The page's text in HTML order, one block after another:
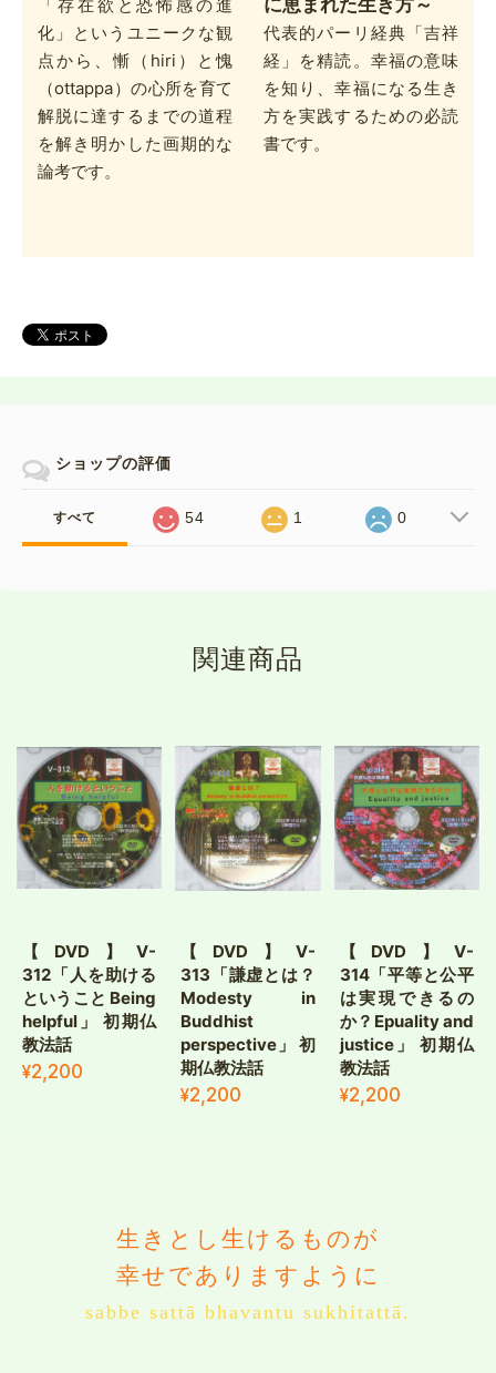
「存在欲と恐怖感の進
化」というユニークな観
点から、慚（hiri）と愧
（ottappa）の心所を育て
解脱に達するまでの道程
を解き明かした画期的な
論考です。
代表的パーリ経典「吉祥
経」を精読。幸福の意味
を知り、幸福になる生き
方を実践するための必読
書です。
ショップの評価
すべて 54 1 0
関連商品
【DVD】V-
312「人を助ける
ということ Being
helpful」 初期仏
教法話
¥2,200
【DVD】V-
313「謙虚とは？
Modesty in
Buddhist
perspective」 初
期仏教法話
¥2,200
【DVD】V-
314「平等と公平
は実現できるの
か？Epuality and
justice」 初期仏
教法話
¥2,200
生きとし生けるものが
幸せでありますように
sabbe sattā bhavantu sukhitattā.